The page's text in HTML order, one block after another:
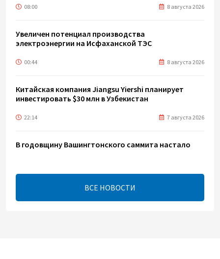
08:00 8 августа 2026
Увеличен потенциал производства
электроэнергии на Исфаханской ТЭС
00:44 8 августа 2026
Китайская компания Jiangsu Yiershi планирует
инвестировать $30 млн в Узбекистан
22:14 7 августа 2026
В годовщину Вашингтонского саммита настало
ВСЕ НОВОСТИ